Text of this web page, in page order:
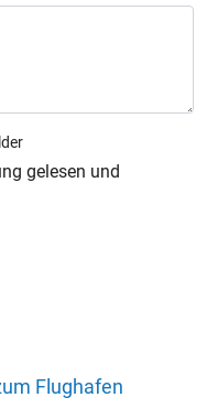
gelesen und
Flughafen